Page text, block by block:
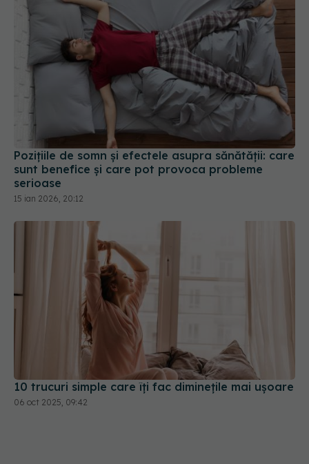
Pozițiile de somn și efectele asupra sănătății: care
sunt benefice și care pot provoca probleme
serioase
15 ian 2026, 20:12
10 trucuri simple care îți fac diminețile mai ușoare
06 oct 2025, 09:42